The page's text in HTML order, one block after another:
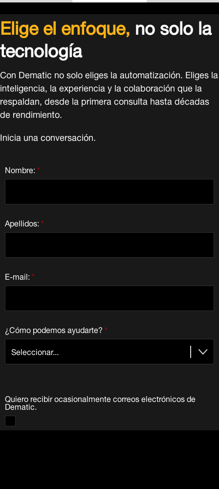
Elige el enfoque,no solo la
tecnología
Con Dematic no solo eliges la automatización. Eliges la
inteligencia, la experiencia y la colaboración que la
respaldan, desde la primera consulta hasta décadas
de rendimiento.
Inicia una conversación.
*
Nombre:
*
Apellidos:
*
E-mail:
*
¿Cómo podemos ayudarte?
Quiero recibir ocasionalmente correos electrónicos de
Dematic.